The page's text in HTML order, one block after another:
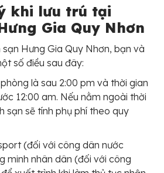
khi lưu trú tại
Gia Quy Nhơn
sạn Hưng Gia Quy Nhơn, bạn và
số điều sau đây:
là sau 2:00 pm và thời gian
12:00 am. Nếu nằm ngoài thời
sạn sẽ tính phụ phí theo quy
(đối với công dân nước
minh nhân dân (đối với công